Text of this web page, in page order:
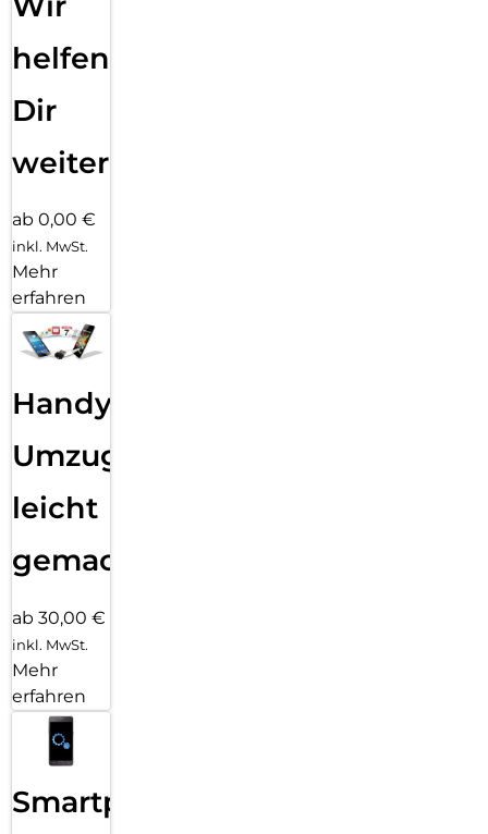
helfen
Dir
weiter
ab 0,00 €
inkl. MwSt.
Mehr
erfahren
Handy
Umzug
leicht
gemacht!
ab 30,00 €
inkl. MwSt.
Mehr
erfahren
Smartphone